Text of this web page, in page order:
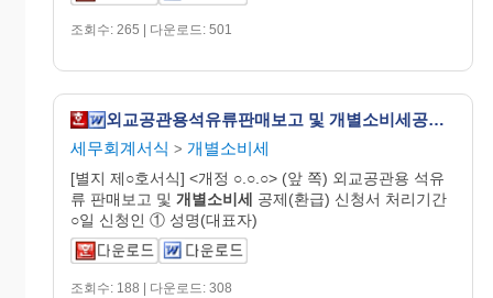
조회수: 265 | 다운로드: 501
외교공관용석유류판매보고 및 개별소비세공제(환급)신청서 [개별소비세법 시행규칙 서식17]
세무회계서식 > 개별소비세
[별지 제○호서식] <개정 ○.○.○> (앞 쪽) 외교공관용 석유
류 판매보고 및 개별소비세 공제(환급) 신청서 처리기간
○일 신청인 ① 성명(대표자)
조회수: 188 | 다운로드: 308